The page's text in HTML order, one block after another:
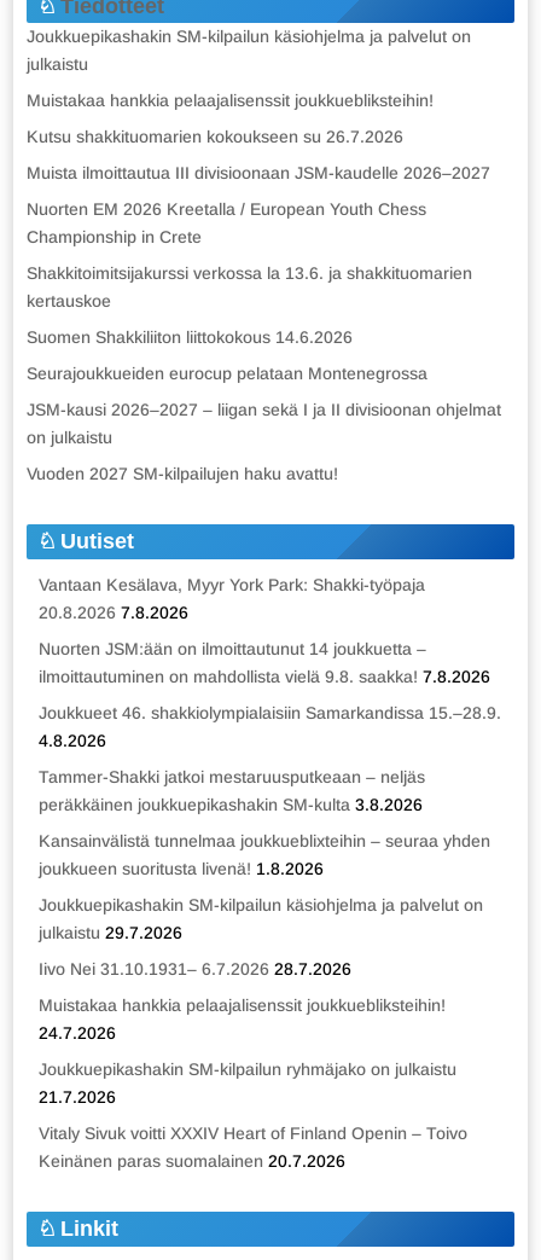
Tiedotteet
Joukkuepikashakin SM-kilpailun käsiohjelma ja palvelut on
julkaistu
Muistakaa hankkia pelaajalisenssit joukkuebliksteihin!
Kutsu shakkituomarien kokoukseen su 26.7.2026
Muista ilmoittautua III divisioonaan JSM-kaudelle 2026–2027
Nuorten EM 2026 Kreetalla / European Youth Chess
Championship in Crete
Shakkitoimitsijakurssi verkossa la 13.6. ja shakkituomarien
kertauskoe
Suomen Shakkiliiton liittokokous 14.6.2026
Seurajoukkueiden eurocup pelataan Montenegrossa
JSM-kausi 2026–2027 – liigan sekä I ja II divisioonan ohjelmat
on julkaistu
Vuoden 2027 SM-kilpailujen haku avattu!
Uutiset
Vantaan Kesälava, Myyr York Park: Shakki-työpaja
20.8.2026 7.8.2026
Nuorten JSM:ään on ilmoittautunut 14 joukkuetta –
ilmoittautuminen on mahdollista vielä 9.8. saakka! 7.8.2026
Joukkueet 46. shakkiolympialaisiin Samarkandissa 15.–28.9.
4.8.2026
Tammer-Shakki jatkoi mestaruusputkeaan – neljäs
peräkkäinen joukkuepikashakin SM-kulta 3.8.2026
Kansainvälistä tunnelmaa joukkueblixteihin – seuraa yhden
joukkueen suoritusta livenä! 1.8.2026
Joukkuepikashakin SM-kilpailun käsiohjelma ja palvelut on
julkaistu 29.7.2026
Iivo Nei 31.10.1931– 6.7.2026 28.7.2026
Muistakaa hankkia pelaajalisenssit joukkuebliksteihin!
24.7.2026
Joukkuepikashakin SM-kilpailun ryhmäjako on julkaistu
21.7.2026
Vitaly Sivuk voitti XXXIV Heart of Finland Openin – Toivo
Keinänen paras suomalainen 20.7.2026
Linkit